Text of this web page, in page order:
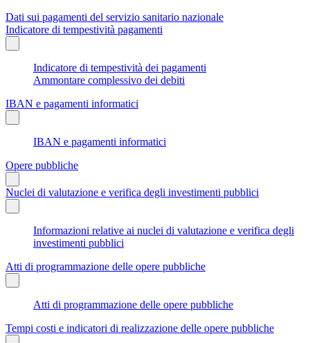
Dati sui pagamenti del servizio sanitario nazionale
Indicatore di tempestività pagamenti
Indicatore di tempestività dei pagamenti
Ammontare complessivo dei debiti
IBAN e pagamenti informatici
IBAN e pagamenti informatici
Opere pubbliche
Nuclei di valutazione e verifica degli investimenti pubblici
Informazioni relative ai nuclei di valutazione e verifica degli
investimenti pubblici
Atti di programmazione delle opere pubbliche
Atti di programmazione delle opere pubbliche
Tempi costi e indicatori di realizzazione delle opere pubbliche